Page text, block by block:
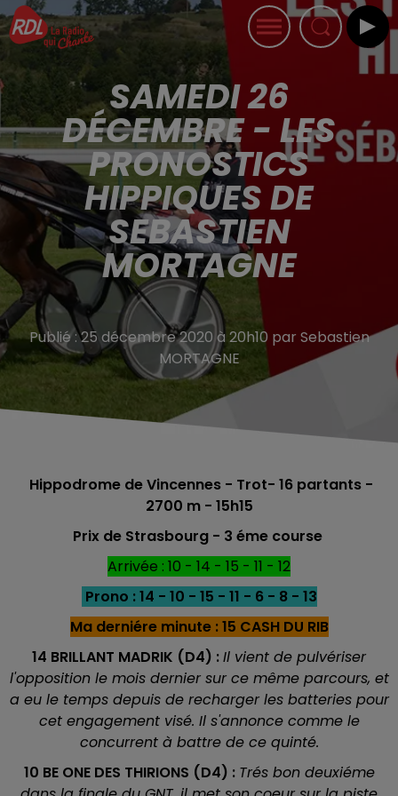
SAMEDI 26
DÉCEMBRE - LES
PRONOSTICS
HIPPIQUES DE
SEBASTIEN
MORTAGNE
Publié : 25 décembre 2020 à 20h10 par Sebastien
MORTAGNE
Hippodrome de Vincennes - Trot- 16 partants -
2700 m - 15h15
Prix de Strasbourg - 3 éme course
Arrivée : 10 - 14 - 15 - 11 - 12
Prono : 14 - 10 - 15 - 11 - 6 - 8 - 13
Ma derniére minute : 15 CASH DU RIB
14 BRILLANT MADRIK (D4) :Il vient de pulvériser
l'opposition le mois dernier sur ce même parcours, et
a eu le temps depuis de recharger les batteries pour
cet engagement visé. Il s'annonce comme le
concurrent à battre de ce quinté.
10 BE ONE DES THIRIONS (D4) : Trés bon deuxiéme